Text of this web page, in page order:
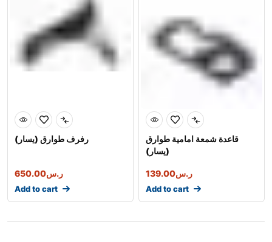
رفرف طوارق (يسار)
ر.س650.00
Add to cart
قاعدة شمعة امامية طوارق
(يسار)
ر.س139.00
Add to cart